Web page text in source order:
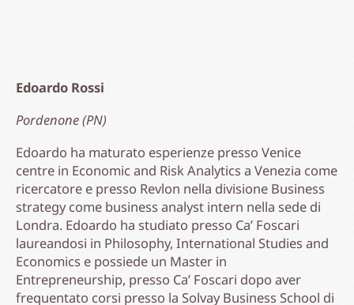
Edoardo Rossi
Pordenone (PN)
Edoardo ha maturato esperienze presso Venice
centre in Economic and Risk Analytics a Venezia come
ricercatore e presso Revlon nella divisione Business
strategy come business analyst intern nella sede di
Londra. Edoardo ha studiato presso Ca’ Foscari
laureandosi in Philosophy, International Studies and
Economics e possiede un Master in
Entrepreneurship, presso Ca’ Foscari dopo aver
frequentato corsi presso la Solvay Business School di